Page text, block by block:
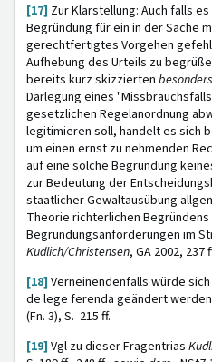
[17] Zur Klarstellung: Auch falls
Begründung für ein in der Sache
gerechtfertigtes Vorgehen
Aufhebung des Urteils zu
bereits kurz skizzierten
Darlegung eines
gesetzlichen Regelanordnung
legitimieren soll, handelt es sich
um einen ernst zu nehmenden
auf eine solche Begründung
zur Bedeutung der
staatlicher Gewaltausübung
Theorie richterlichen
Begründungsanforderungen im
Kudlich/Christensen, GA 2002, 237
[18] Verneinendenfalls würde
de lege ferenda geändert
(Fn. 3), S. 215 ff.
[19] Vgl zu dieser Fragentrias